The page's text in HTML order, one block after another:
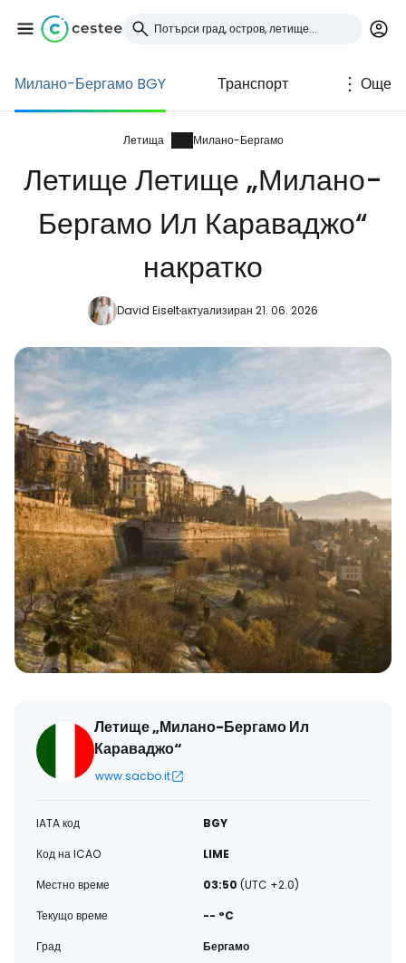
Милано-Бергамо BGY Транспорт Още
Летища Милано-Бергамо
Летище Летище „Милано-
Бергамо Ил Караваджо“
накратко
David Eiseltактуализиран 21. 06. 2026
Летище „Милано-Бергамо Ил
Караваджо“
www.sacbo.it
IATA код
BGY
Код на ICAO
LIME
Местно време
03:50 (UTC +2.0)
Текущо време
-- °C
Град
Бергамо
Влезте в Cestee
... световната общност на туристите
Продължете с Google
Продължете с Facebook
Продължете с имейл